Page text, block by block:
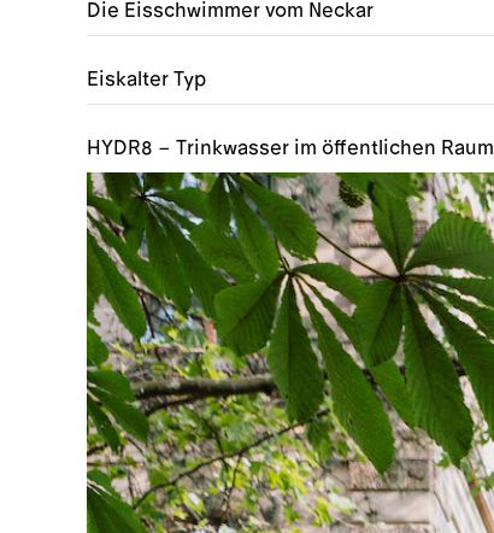
Die Eisschwimmer vom Neckar
Eiskalter Typ
HYDR8 – Trinkwasser im öffentlichen Raum